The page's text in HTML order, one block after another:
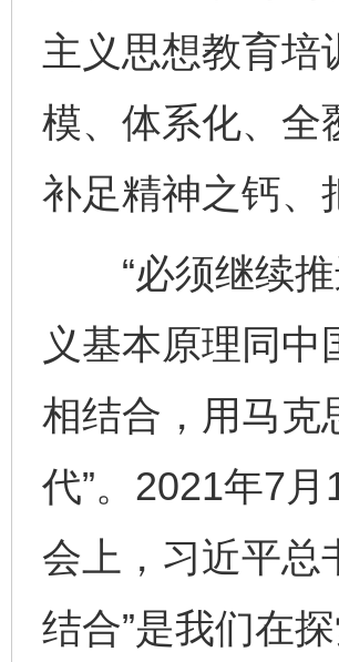
主义思想教育培
模、体系化、全
补足精神之钙、
“必须继续推
义基本原理同
相结合，用马克
代”。2021年7
会上，习近平总
结合”是我们在